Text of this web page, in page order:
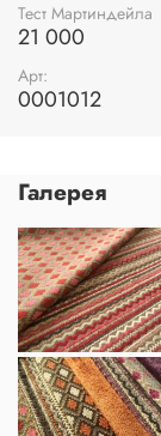
Тест Мартиндейла
21 000
Арт:
0001012
Галерея